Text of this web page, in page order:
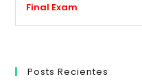
Final Exam
Posts Recientes